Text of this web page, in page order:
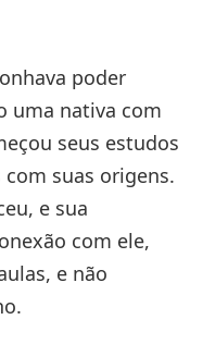
poder
uma nativa com
seus estudos
suas origens.
e sua
com ele,
e não